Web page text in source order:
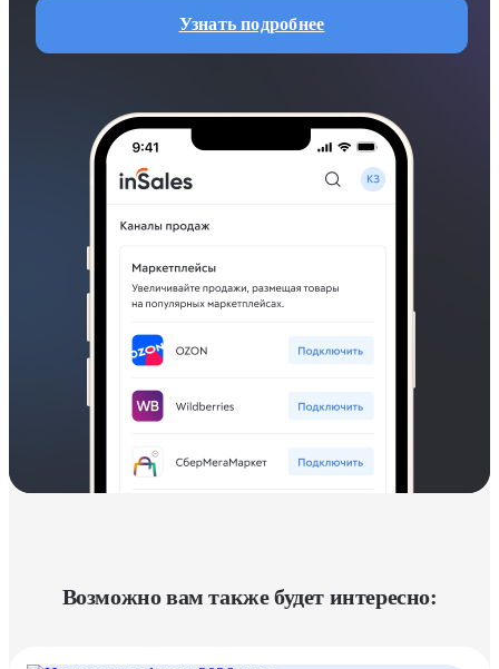
Узнать подробнее
Возможно вам также будет интересно: